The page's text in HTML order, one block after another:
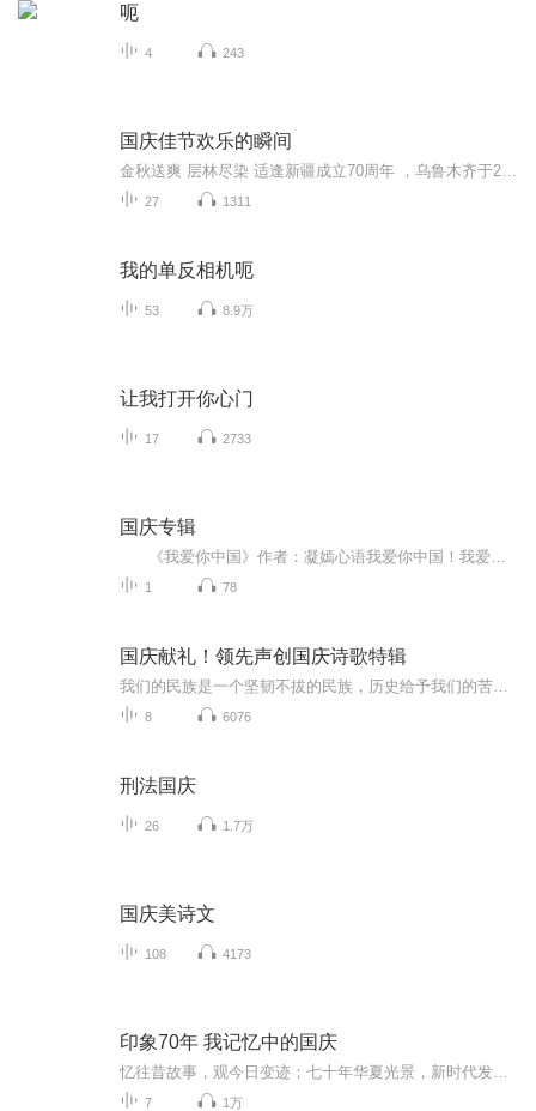
呃
4 243
国庆佳节欢乐的瞬间
27 1311
我的单反相机呃
53 8.9万
让我打开你心门
17 2733
国庆专辑
1 78
国庆献礼！领先声创国庆诗歌特辑
8 6076
刑法国庆
26 1.7万
国庆美诗文
108 4173
印象70年 我记忆中的国庆
7 1万